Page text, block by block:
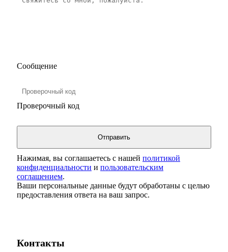
Сообщение
Проверочный код
Нажимая, вы соглашаетесь с нашей политикой
конфиденциальности и пользовательским
соглашением.
Ваши персональные данные будут обработаны с целью
предоставления ответа на ваш запрос.
Контакты